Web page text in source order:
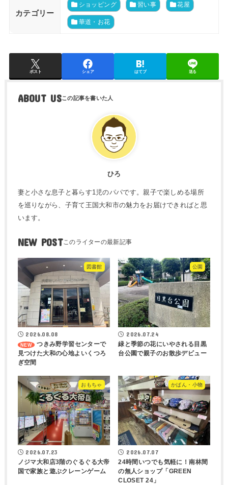
カテゴリー
ショッピング 習い事 花屋
華道・お花
ポスト シェア はてブ 送る
ABOUT US
ひろ
妻と小さな息子と暮らす1児のパパです。親子で楽しめる場所
を巡りながら、子育て王国大和市の魅力をお届けできればと思
います。
NEW POST
図書館
2026.08.08
つきみ野学習センターで
見つけた大和の心地よいくつろ
ぎ空間
公園
2026.07.24
緑と季節の花にいやされる目黒
台公園で親子のお散歩デビュー
おもちゃ
2026.07.23
ノジマ大和店3階のぐるぐる大帝
国で家族と遊ぶクレーンゲーム
かばん・小物
2026.07.07
24時間いつでも気軽に！南林間
の無人ショップ「GREEN
CLOSET 24」